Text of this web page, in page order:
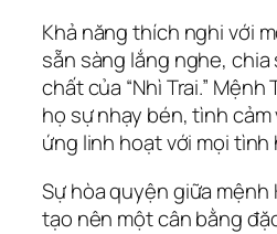
Khả năng thích nghi với
sẵn sàng lắng nghe,
chất của “Nhì Trai.”
họ sự nhạy bén, tình
ứng linh hoạt với mọi tình
Sự hòa quyện giữa mệnh
tạo nên một cân bằng